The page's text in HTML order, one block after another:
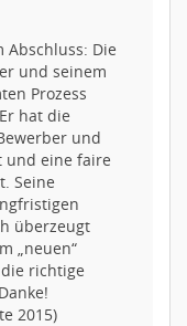
Abschluss: Die
und seinem
Prozess
hat die
und
und eine faire
Seine
überzeugt
„neuen“
richtige
2015)